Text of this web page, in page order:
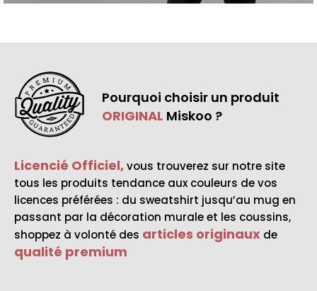
Pourquoi choisir un produit
ORIGINAL Miskoo ?
Licencié Officiel,vous trouverez sur notre site
tous les produits tendance aux couleurs de vos
licences préférées : du sweatshirt jusqu’au mug en
passant par la décoration murale et les coussins,
shoppez à volonté des articles originaux de
qualité premium